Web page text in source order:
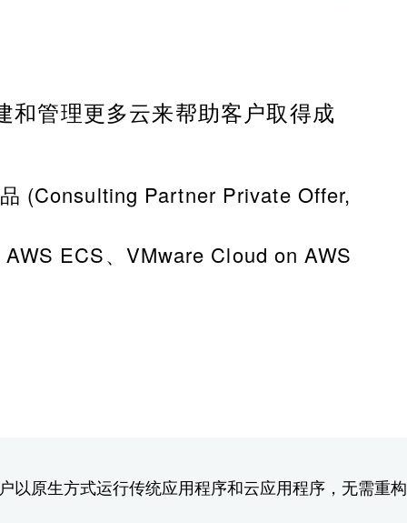
和管理更多云来帮助客户取得成
(Consulting Partner Private Offer,
ECS、VMware Cloud on AWS
以原生方式运行传统应用程序和云应用程序，无需重构